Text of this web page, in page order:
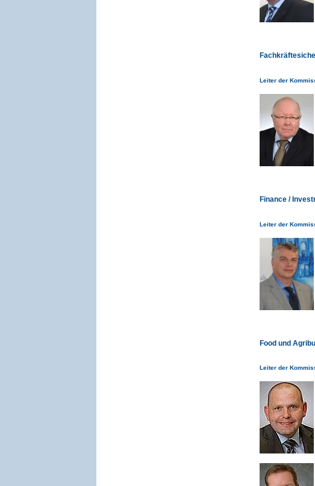
Leiter der
Finance /
Leiter der
Food und
Leiter der